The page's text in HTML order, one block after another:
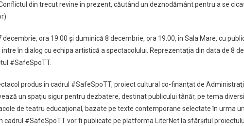
din trecut revine în prezent, căutând un deznodământ pentru a se
ora 19.00 şi duminică 8 decembrie, ora 19.00, în Sala Mare, cu
în dialog cu echipa artistică a spectacolului. Reprezentaţia din data de 8
#SafeSpoTT.
produs în cadrul #SafeSpoTT, proiect cultural co-finanţat de
un spaţiu sigur pentru dezbatere, destinat publicului tânăr, pe tema
de teatru educaţional, bazate pe texte contemporane selectate în urma
cadrul #SafeSpoTT vor fi publicate pe platforma LiterNet la sfârşitul